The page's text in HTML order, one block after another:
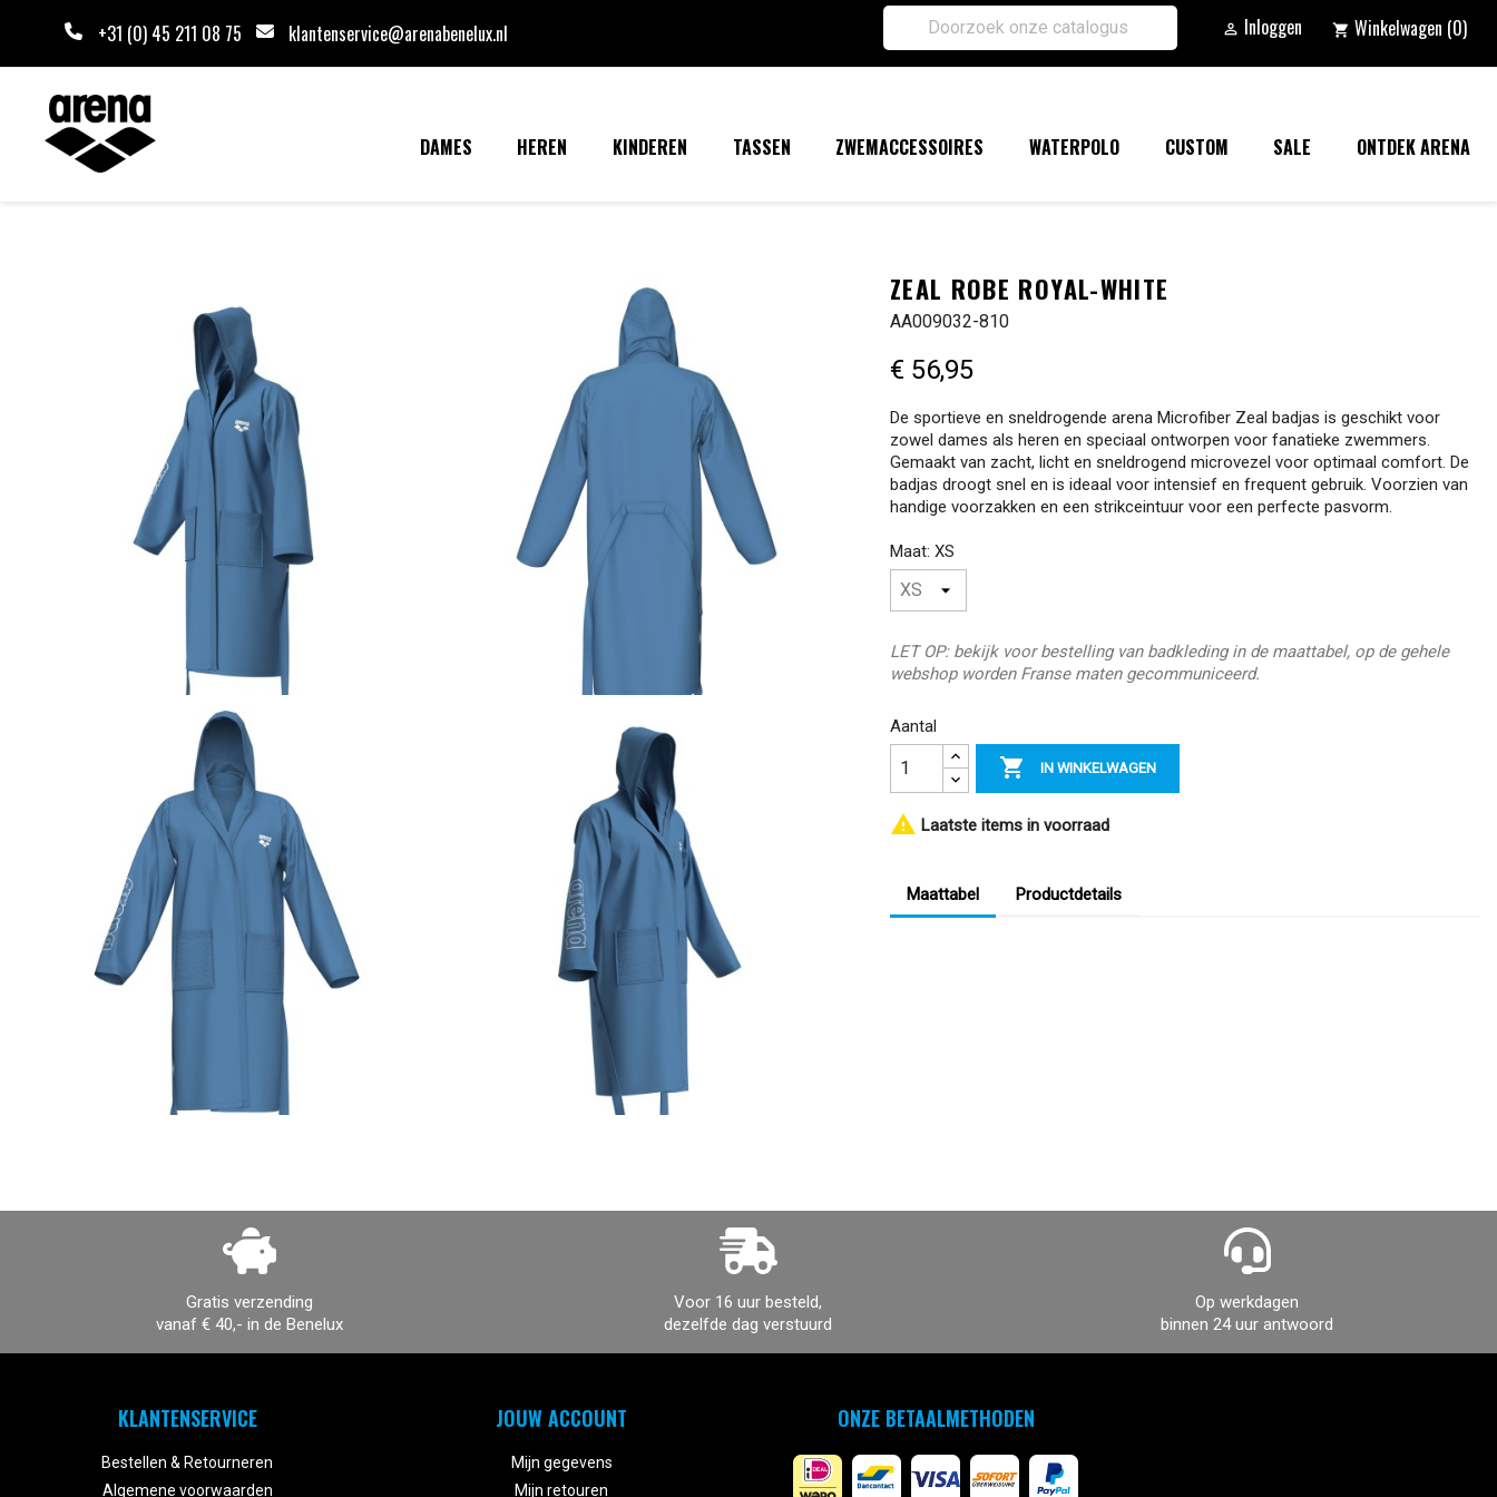
+31 (0) 45 211 08 75 klantenservice@arenabenelux.nl  Inloggen shopping_cart Winkelwagen (0)
DAMES HEREN KINDEREN TASSEN ZWEMACCESSOIRES WATERPOLO CUSTOM SALE ONTDEK ARENA
ZEAL ROBE ROYAL-WHITE
AA009032-810
€ 56,95
De sportieve en sneldrogende arena Microfiber Zeal badjas is geschikt voor
zowel dames als heren en speciaal ontworpen voor fanatieke zwemmers.
Gemaakt van zacht, licht en sneldrogend microvezel voor optimaal comfort. De
badjas droogt snel en is ideaal voor intensief en frequent gebruik. Voorzien van
handige voorzakken en een strikceintuur voor een perfecte pasvorm.
Maat: XS
LET OP: bekijk voor bestelling van badkleding in de maattabel, op de gehele
webshop worden Franse maten gecommuniceerd.
Aantal
 IN WINKELWAGEN
 Laatste items in voorraad
Maattabel Productdetails
Gratis verzending
vanaf € 40,- in de Benelux
Voor 16 uur besteld,
dezelfde dag verstuurd
Op werkdagen
binnen 24 uur antwoord
KLANTENSERVICE
Bestellen & Retourneren
Algemene voorwaarden
JOUW ACCOUNT
Mijn gegevens
Mijn retouren
ONZE BETAALMETHODEN